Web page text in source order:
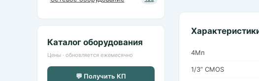
Каталог оборудования
Цены · обновляется ежемесячно
💬 Получить КП
4Мп
1/3” CMOS